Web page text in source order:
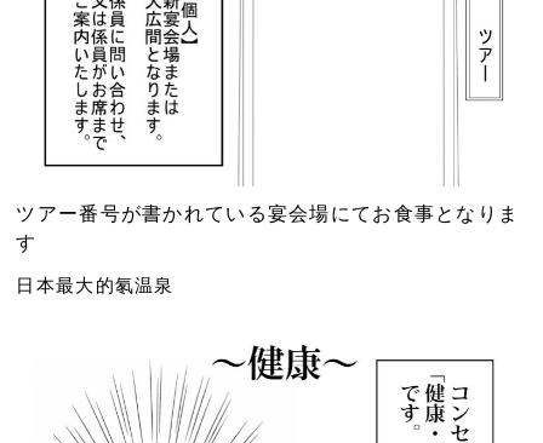
ツアー番号が書かれている宴会場にてお食事となりま
す
日本最大的氡温泉